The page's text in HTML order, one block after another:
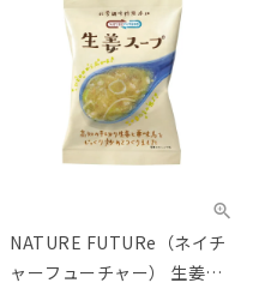
NATURE FUTURe（ネイチ
ャーフューチャー） 生姜ス